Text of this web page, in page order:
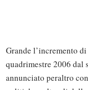
Grande l’incremento
quadrimestre 2006 dal
annunciato peraltro